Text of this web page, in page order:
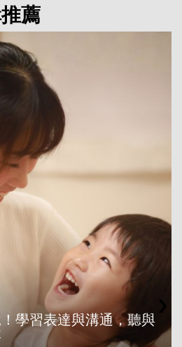
薦
學習表達與溝通，聽與 ›